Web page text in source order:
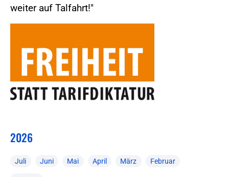
weiter auf Talfahrt!"
2026
Juli Juni Mai April März Februar